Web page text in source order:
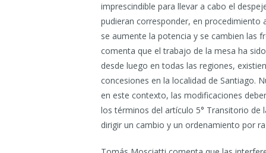
imprescindible para llevar a cabo el
pudieran corresponder, en
se aumente la potencia y se cambien las
comenta que el trabajo de la mesa ha
desde luego en todas las regiones,
concesiones en la localidad de Santiago.
en este contexto, las modificaciones
los términos del artículo 5° Transitorio de
dirigir un cambio y un ordenamiento por